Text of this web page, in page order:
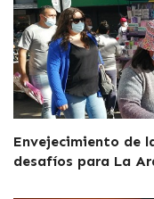
Envejecimiento de
desafíos para La